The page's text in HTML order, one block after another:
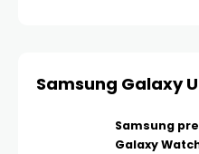
Samsung Galaxy
Samsung
Galaxy